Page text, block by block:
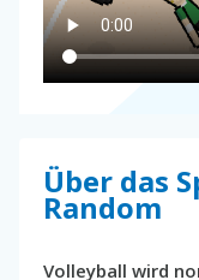
Über das
Random
Volleyball wird